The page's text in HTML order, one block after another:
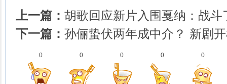
上一篇： 胡歌回应新片入围戛纳：战斗
下一篇： 孙俪蛰伏两年成中介？ 新剧
0 0 0 0 0